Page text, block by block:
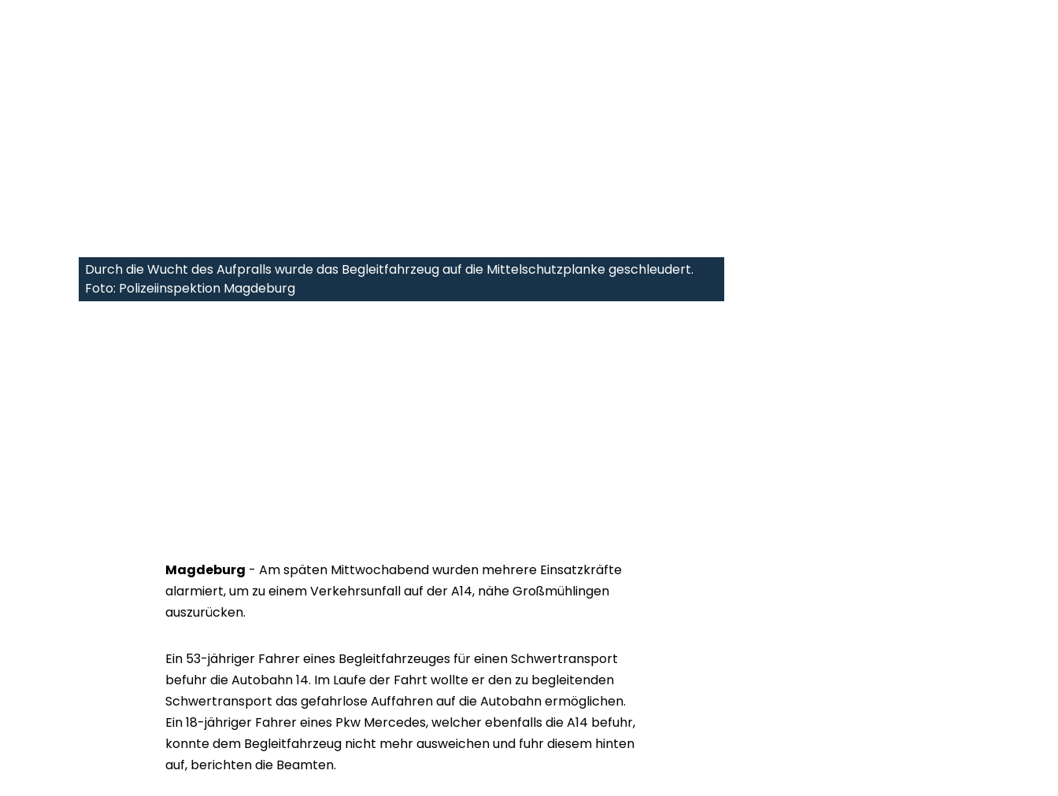
Durch die Wucht des Aufpralls wurde das Begleitfahrzeug auf die Mittelschutzplanke geschleudert.
Foto: Polizeiinspektion Magdeburg
Magdeburg - Am späten Mittwochabend wurden mehrere Einsatzkräfte
alarmiert, um zu einem Verkehrsunfall auf der A14, nähe Großmühlingen
auszurücken.
Ein 53-jähriger Fahrer eines Begleitfahrzeuges für einen Schwertransport
befuhr die Autobahn 14. Im Laufe der Fahrt wollte er den zu begleitenden
Schwertransport das gefahrlose Auffahren auf die Autobahn ermöglichen.
Ein 18-jähriger Fahrer eines Pkw Mercedes, welcher ebenfalls die A14 befuhr,
konnte dem Begleitfahrzeug nicht mehr ausweichen und fuhr diesem hinten
auf, berichten die Beamten.